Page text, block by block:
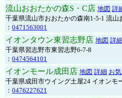
流山おおたかの森S・C店 地図 詳
千葉県流山市おおたかの森南1-5-1 流山
： 0471563001
イオンタウン東習志野店 地図 詳細
千葉県習志野市東習志野6-7-8
： 0474564101
イオンモール成田店 地図 詳細 お
千葉県成田市ウイング土屋24 イオンモ
： 0476227621